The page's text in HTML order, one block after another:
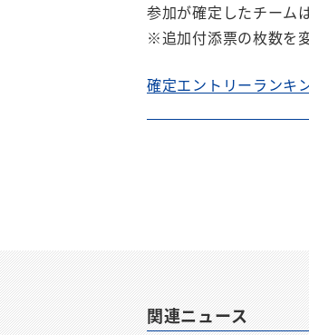
参加が確定したチーム
※追加付添票の枚数を
確定エントリーランキ
関連ニュース